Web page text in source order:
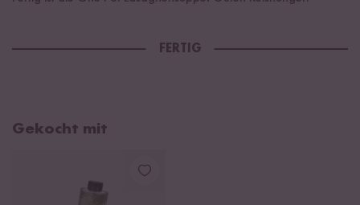
FERTIG
Gekocht mit